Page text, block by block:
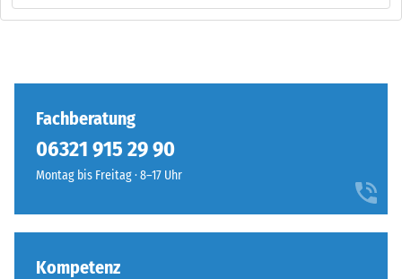
Fachberatung
06321 915 29 90
Montag bis Freitag · 8–17 Uhr
Kompetenz